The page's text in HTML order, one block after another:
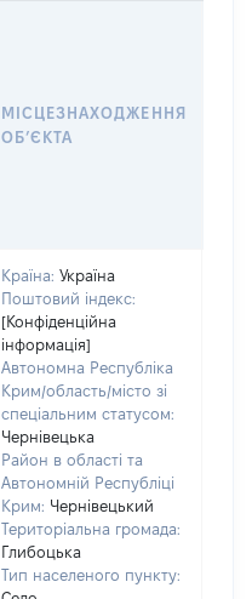
МІСЦЕЗНАХОДЖЕННЯ
ОБʼЄКТА
Країна: Україна
Поштовий індекс:
[Конфіденційна
інформація]
Автономна Республіка
Крим/область/місто зі
спеціальним статусом:
Чернівецька
Район в області та
Автономній Республіці
Крим: Чернівецький
Територіальна громада:
Глибоцька
Тип населеного пункту: